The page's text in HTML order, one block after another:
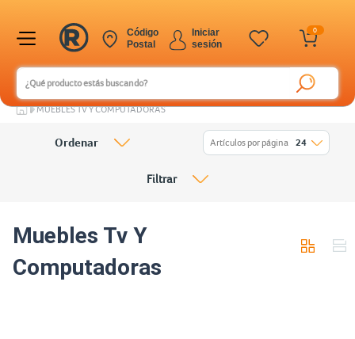
0
Iniciar
sesión
Código
Postal
MUEBLES TV Y COMPUTADORAS
Muebles Tv Y
Computadoras
Ordenar Artículos por página 24
Filtrar